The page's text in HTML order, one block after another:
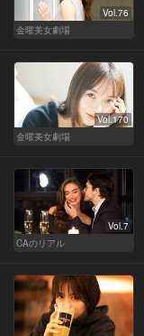
Vol.76
金曜美女劇場
Vol.170
金曜美女劇場
Vol.7
CAのリアル